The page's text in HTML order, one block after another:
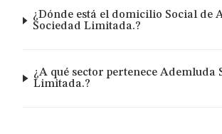
¿Dónde está el domicilio Social de
Sociedad Limitada.?
¿A qué sector pertenece Ademluda
Limitada.?